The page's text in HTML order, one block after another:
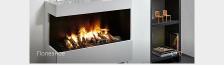
Полезное 0